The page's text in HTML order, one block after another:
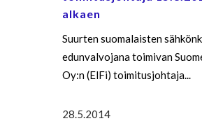
alkaen
Suurten suomalaisten
edunvalvojana toimivan
Oy:n (ElFi) toimitusjohtaja...
28.5.2014